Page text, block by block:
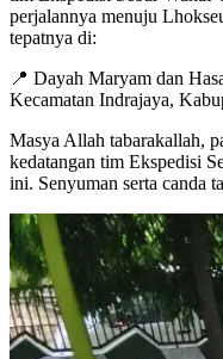
perjalannya menuju
tepatnya di:
📍 Dayah Maryam dan
Kecamatan Indrajaya,
Masya Allah tabarakallah,
kedatangan tim Ekspedisi
ini. Senyuman serta canda